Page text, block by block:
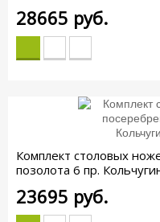
28665 руб.
Комплект столовых
позолота 6 пр.
23695 руб.